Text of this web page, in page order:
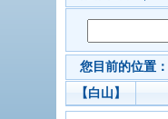
您目前的位置：
【白山】